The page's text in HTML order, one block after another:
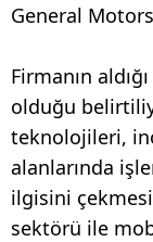
General
Firmanın
olduğu
teknolojileri,
alanlarında
ilgisini
sektörü ile